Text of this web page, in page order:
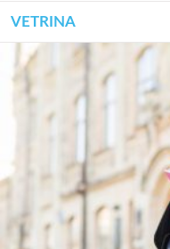
VETRINA